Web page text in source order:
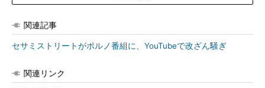
関連記事
セサミストリートがポルノ番組に、YouTubeで改ざん騒ぎ
関連リンク